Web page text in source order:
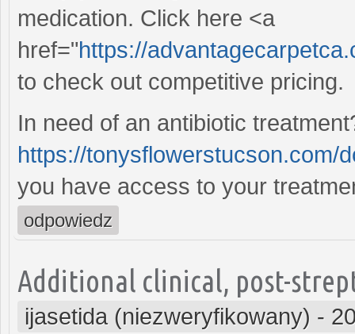
medication. Click here <a
href="https://
to check out competitive pricing.
In need of an antibiotic
https://tonysflowerstucson.com/
you have access to your
odpowiedz
Additional clinical, post-
ijasetida (niezweryfikowany) -